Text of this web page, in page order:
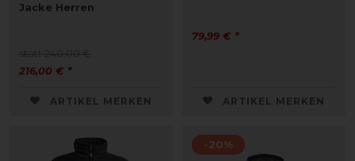
Jacke Herren
216,00 € *
ARTIKEL MERKEN
79,99 € *
ARTIKEL MERKEN
-20%